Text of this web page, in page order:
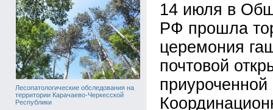
Лесопатологические обследования на
территории Карачаево-Черкесской
Республики
14 июля в
РФ прошла
церемония
почтовой